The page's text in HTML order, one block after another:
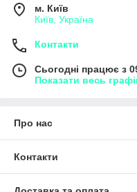
м. Київ
Київ, Україна
Контакти
Сьогодні працює з
Показати весь
Про нас
Контакти